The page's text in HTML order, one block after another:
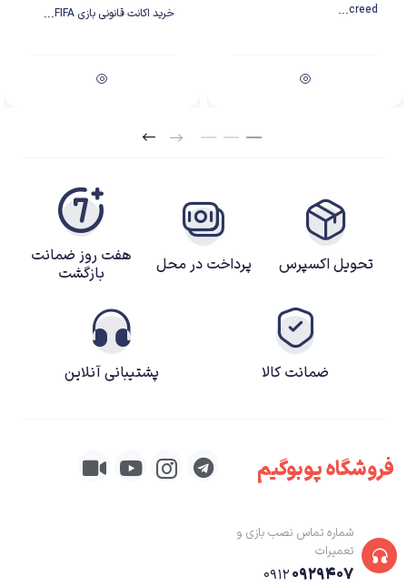
creed...
خرید اکانت قانونی بازی FIFA...
تحویل اکسپرس پرداخت در محل
هفت روز ضمانت
بازگشت
ضمانت کالا پشتیبانی آنلاین
فروشگاه پوبوگیم
شماره تماس نصب بازی و
تعمیرات
۰۹۱۲۰۹۲۹۴۰۷